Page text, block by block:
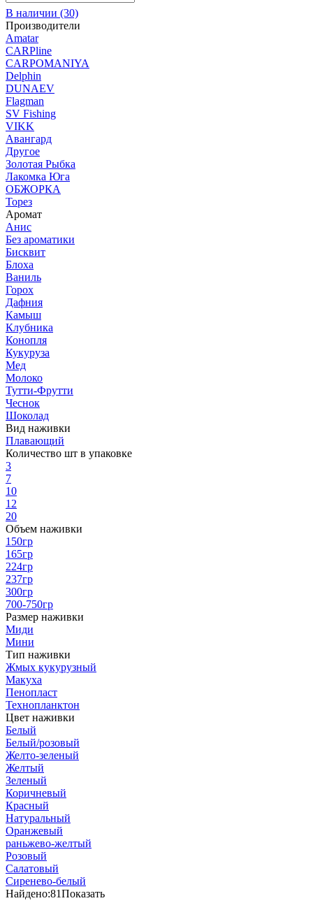
В наличии (30)
Производители
Amatar
CARPline
CARPOMANIYA
Delphin
DUNAEV
Flagman
SV Fishing
VIKK
Авангард
Другое
Золотая Рыбка
Лакомка Юга
ОБЖОРКА
Торез
Аромат
Анис
Без ароматики
Бисквит
Блоха
Ваниль
Горох
Дафния
Камыш
Клубника
Конопля
Кукуруза
Мед
Молоко
Тутти-Фрутти
Чеснок
Шоколад
Вид наживки
Плавающий
Количество шт в упаковке
3
7
10
12
20
Объем наживки
150гр
165гр
224гр
237гр
300гр
700-750гр
Размер наживки
Миди
Мини
Тип наживки
Жмых кукурузный
Макуха
Пенопласт
Технопланктон
Цвет наживки
Белый
Белый/розовый
Желто-зеленый
Желтый
Зеленый
Коричневый
Красный
Натуральный
Оранжевый
раньжево-желтый
Розовый
Салатовый
Сиренево-белый
Найдено:81Показать